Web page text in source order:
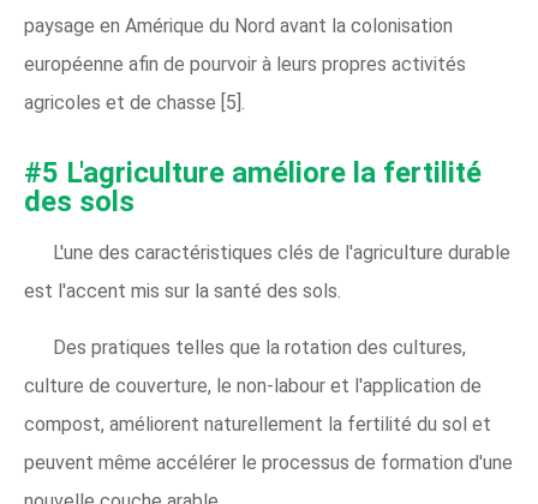
paysage en Amérique du Nord avant la colonisation
européenne afin de pourvoir à leurs propres activités
agricoles et de chasse [5].
#5 L'agriculture améliore la fertilité
des sols
L'une des caractéristiques clés de l'agriculture durable
est l'accent mis sur la santé des sols.
Des pratiques telles que la rotation des cultures,
culture de couverture, le non-labour et l'application de
compost, améliorent naturellement la fertilité du sol et
peuvent même accélérer le processus de formation d'une